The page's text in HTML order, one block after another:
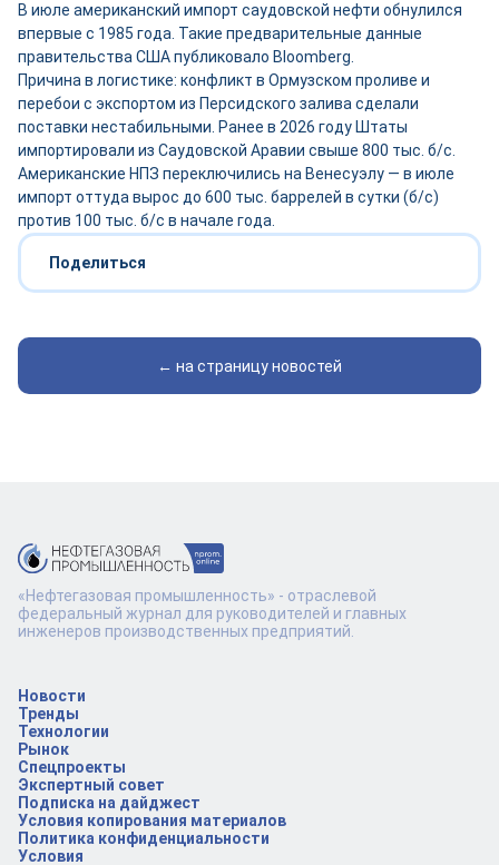
В июле американский импорт саудовской нефти обнулился
впервые с 1985 года. Такие предварительные данные
правительства США публиковало Bloomberg.
Причина в логистике: конфликт в Ормузском проливе и
перебои с экспортом из Персидского залива сделали
поставки нестабильными. Ранее в 2026 году Штаты
импортировали из Саудовской Аравии свыше 800 тыс. б/с.
Американские НПЗ переключились на Венесуэлу — в июле
импорт оттуда вырос до 600 тыс. баррелей в сутки (б/с)
против 100 тыс. б/с в начале года.
Поделиться
← на страницу новостей
Новости
Тренды
Технологии
Рынок
Спецпроекты
Экспертный совет
Подписка на дайджест
Условия копирования материалов
Политика конфиденциальности
Условия
«Нефтегазовая промышленность» - отраслевой
федеральный журнал для руководителей и главных
инженеров производственных предприятий.